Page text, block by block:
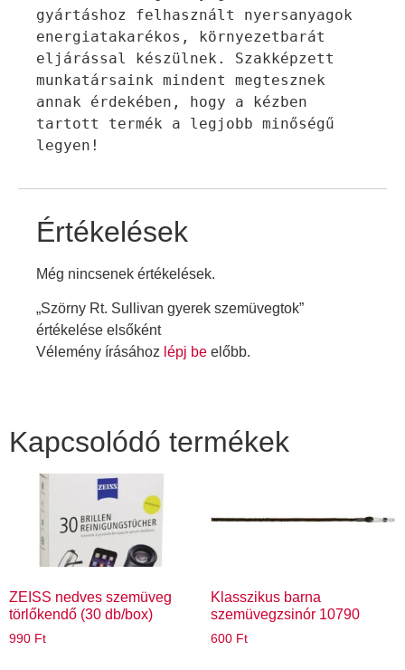
gyártáshoz felhasznált nyersanyagok
energiatakarékos, környezetbarát
eljárással készülnek. Szakképzett
munkatársaink mindent megtesznek
annak érdekében, hogy a kézben
tartott termék a legjobb minőségű
legyen!
Értékelések
Még nincsenek értékelések.
„Szörny Rt. Sullivan gyerek szemüvegtok”
értékelése elsőként
Vélemény írásához lépj be előbb.
Kapcsolódó termékek
ZEISS nedves szemüveg
törlőkendő (30 db/box)
990 Ft
Klasszikus barna
szemüvegzsinór 10790
600 Ft